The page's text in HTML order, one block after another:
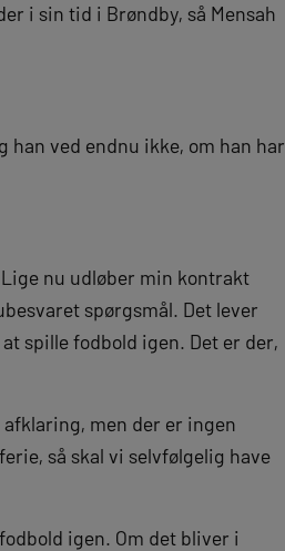
i sin tid i Brøndby, så Mensah
han ved endnu ikke, om han har
nu udløber min kontrakt
spørgsmål. Det lever
spille fodbold igen. Det er der,
men der er ingen
så skal vi selvfølgelig have
igen. Om det bliver i